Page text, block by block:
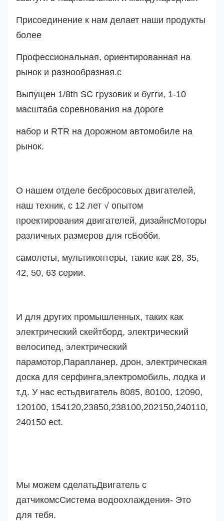
Присоединение к нам делает наши продукты
более
Профессиональная, ориентированная на
рынок и разнообразная.с
Выпущен 1/8th SC грузовик и бугги, 1-10
масштаба соревнования на дороге
набор и RTR на дорожном автомобиле на
рынок.
О нашем отделе бесбросовых двигателей,
наш техник, с 12 лет √ опытом
проектирования двигателей, дизайнсМоторы
различных размеров для rcБобби.
самолеты, мультикоптеры, такие как 28, 35,
42, 50, 63 серии.
И для других промышленных, таких как
электрический скейтборд, электрический
велосипед, электрический
парамотор,Парапланер, дрон, электрическая
доска для серфинга,электромобиль, лодка и
т.д. У нас естьдвигатель 8085, 80100, 12090,
120100, 154120,23850,238100,202150,240110,
240150 ect.
Мы можем сделатьДвигатель с
датчикомсСистема водоохлаждения- Это
для тебя.